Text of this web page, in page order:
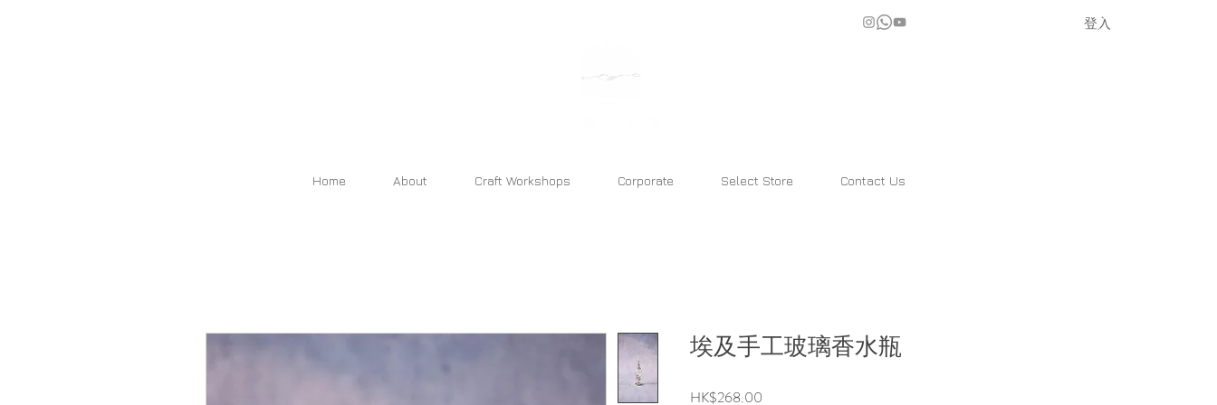
登入
Home About Craft Workshops Corporate Select Store Contact Us
埃及手工玻璃香水瓶
HK$268.00